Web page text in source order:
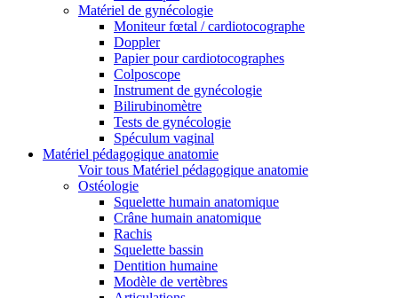
Matériel de gynécologie
Moniteur fœtal / cardiotocographe
Doppler
Papier pour cardiotocographes
Colposcope
Instrument de gynécologie
Bilirubinomètre
Tests de gynécologie
Spéculum vaginal
Matériel pédagogique anatomie
Voir tous Matériel pédagogique anatomie
Ostéologie
Squelette humain anatomique
Crâne humain anatomique
Rachis
Squelette bassin
Dentition humaine
Modèle de vertèbres